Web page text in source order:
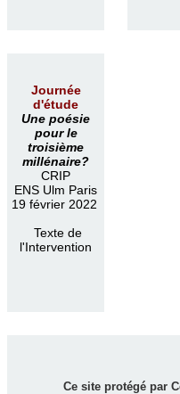
Journée
d'étude
Une poésie
pour le
troisième
millénaire?
CRIP
ENS Ulm Paris
19 février 2022
Texte de
l'Intervention
Ce site protégé par